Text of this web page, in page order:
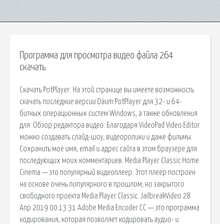
Программа для просмотра видео файла 264
скачать
Скачать PotPlayer. На этой странице вы имеете возможность
скачать последние версии Daum PotPlayer для 32- и 64-
битных операционных систем Windows, а также обновления
для. Обзор редактора видео. Благодаря VideoPad Video Editor
можно создавать слайд-шоу, видеоролики и даже фильмы.
Сохранить моё имя, email и адрес сайта в этом браузере для
последующих моих комментариев. Media Player Classic Home
Cinema — это популярный видеоплеер. Этот плеер построен
на основе очень популярного в прошлом, но закрытого
свободного проекта Media Player Classic. JailbreakVideo 28
Апр 2019 00:13:31 Adobe Media Encoder CC — это программа
кодирования, которая позволяет кодировать аудио- и